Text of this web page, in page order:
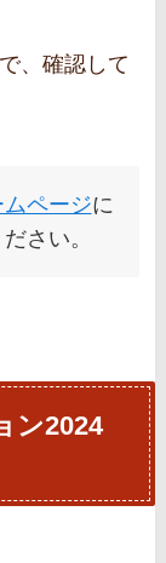
、確認して
ページに
さい。
ン2024